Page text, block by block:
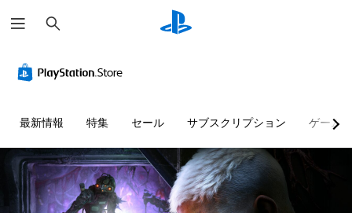
索
最新情報 特集 セール サブスクリプション ゲーム